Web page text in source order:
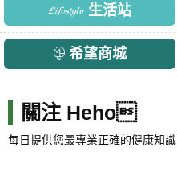
生活站
希望商城
關注 Heho
每日提供您最專業正確的健康知識